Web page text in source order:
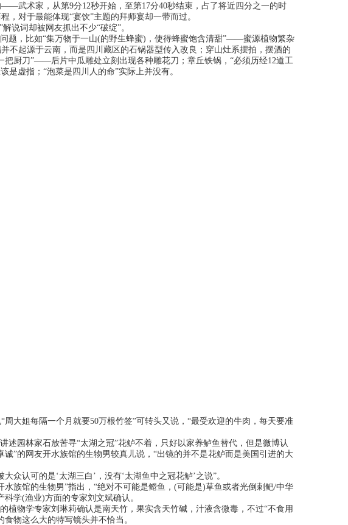
武术家，从第9分12秒开始，至第17分40秒结束，占了将近四分之一的时
，对于最能体现“宴饮”主题的拜师宴却一带而过。
说词却被网友抓出不少“破绽”。
，比如“集万物于一山(的野生蜂蜜)，使得蜂蜜饱含清甜”——蜜源植物繁杂
不起源于云南，而是四川藏区的石锅器型传入改良；穿山灶系摆拍，摆酒的
厨刀”——后片中瓜雕处立刻出现各种雕花刀；章丘铁锅，“必须历经12道工
是虚指；“泡菜是四川人的命”实际上并没有。
姐每隔一个月就要50万根竹签”可转头又说，“最受欢迎的牛肉，每天要准
园林家石放苦寻“太湖之冠”花鲈不着，只好以家养鲈鱼替代，但是微博认
”的网友开水族馆的生物男较真儿说，“出镜的并不是花鲈而是美国引进的大
认可的是‘太湖三白’，没有‘太湖鱼中之冠花鲈’之说”。
族馆的生物男”指出，“绝对不可能是鳤鱼，(可能是)草鱼或者光倒刺鲃/中华
学(渔业)方面的专家刘文斌确认。
物学专家刘琳莉确认是南天竹，果实含天竹碱，汁液含微毒，不过“不食用
物这么大的特写镜头并不恰当。